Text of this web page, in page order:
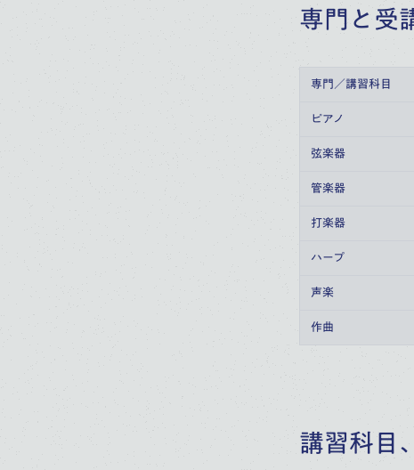
専門と受
専門／講習科目
ピアノ
弦楽器
管楽器
打楽器
ハープ
声楽
作曲
講習科目